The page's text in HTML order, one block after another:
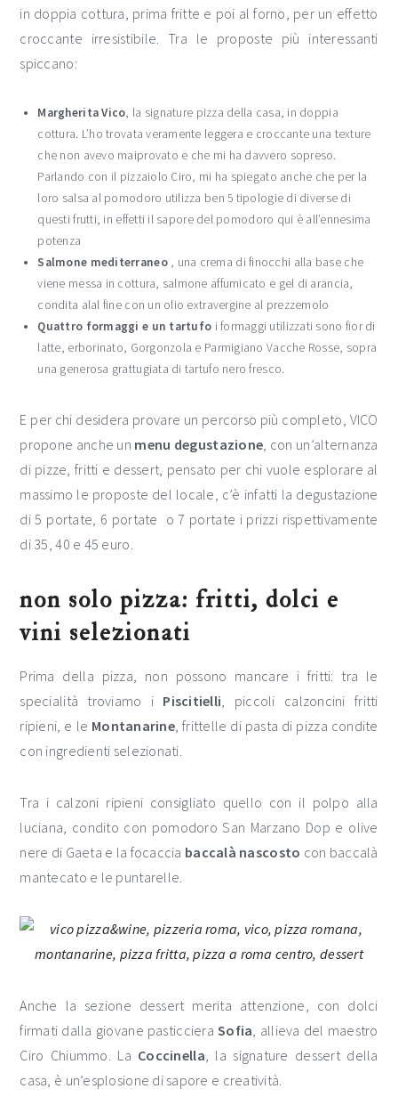
in doppia cottura, prima fritte e poi al forno, per un effetto
croccante irresistibile. Tra le proposte più interessanti
spiccano:
Margherita Vico, la signature pizza della casa, in doppia
cottura. L’ho trovata veramente leggera e croccante una texture
che non avevo maiprovato e che mi ha davvero sopreso.
Parlando con il pizzaiolo Ciro, mi ha spiegato anche che per la
loro salsa al pomodoro utilizza ben 5 tipologie di diverse di
questi frutti, in effetti il sapore del pomodoro qui è all’ennesima
potenza
Salmone mediterraneo , una crema di finocchi alla base che
viene messa in cottura, salmone affumicato e gel di arancia,
condita alal fine con un olio extravergine al prezzemolo
Quattro formaggi e un tartufo i formaggi utilizzati sono fior di
latte, erborinato, Gorgonzola e Parmigiano Vacche Rosse, sopra
una generosa grattugiata di tartufo nero fresco.
E per chi desidera provare un percorso più completo, VICO
propone anche un menu degustazione, con un’alternanza
di pizze, fritti e dessert, pensato per chi vuole esplorare al
massimo le proposte del locale, c’è infatti la degustazione
di 5 portate, 6 portate o 7 portate i prizzi rispettivamente
di 35, 40 e 45 euro.
non solo pizza: fritti, dolci e
vini selezionati
Prima della pizza, non possono mancare i fritti: tra le
specialità troviamo i Piscitielli, piccoli calzoncini fritti
ripieni, e le Montanarine, frittelle di pasta di pizza condite
con ingredienti selezionati.
Tra i calzoni ripieni consigliato quello con il polpo alla
luciana, condito con pomodoro San Marzano Dop e olive
nere di Gaeta e la focaccia baccalà nascosto con baccalà
mantecato e le puntarelle.
Anche la sezione dessert merita attenzione, con dolci
firmati dalla giovane pasticciera Sofia, allieva del maestro
Ciro Chiummo. La Coccinella, la signature dessert della
casa, è un’esplosione di sapore e creatività.